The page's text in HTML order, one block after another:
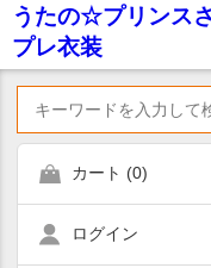
うたの☆プリンス
プレ衣装
カート (0)
ログイン